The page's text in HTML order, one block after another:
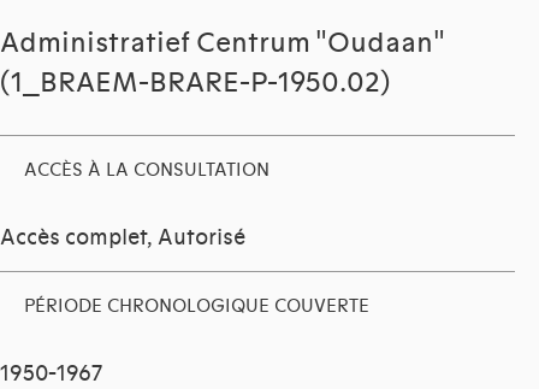
Administratief Centrum "Oudaan"
(1_BRAEM-BRARE-P-1950.02)
ACCÈS À LA CONSULTATION
Accès complet, Autorisé
PÉRIODE CHRONOLOGIQUE COUVERTE
1950-1967